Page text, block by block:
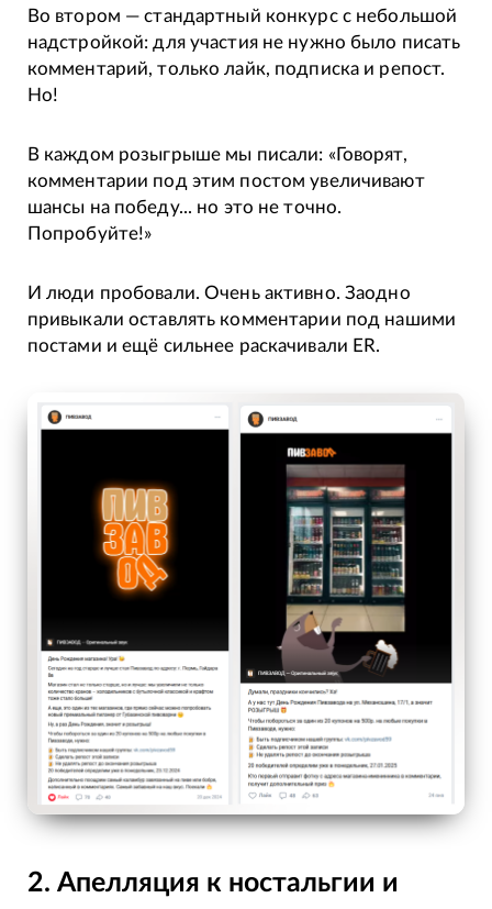
Во втором — стандартный конкурс с небольшой
надстройкой: для участия не нужно было писать
комментарий, только лайк, подписка и репост.
Но!
В каждом розыгрыше мы писали: «Говорят,
комментарии под этим постом увеличивают
шансы на победу... но это не точно.
Попробуйте!»
И люди пробовали. Очень активно. Заодно
привыкали оставлять комментарии под нашими
постами и ещё сильнее раскачивали ER.
2. Апелляция к ностальгии и